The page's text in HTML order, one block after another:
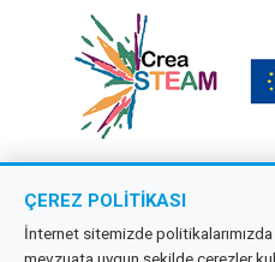
Copyright © 2026
ÇEREZ POLITIKASI
İnternet sitemizde politikalarımızda